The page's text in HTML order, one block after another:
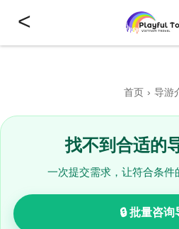
<
首页 导游
找不到合适的
一次提交需求，让符合条件
🔒 批量咨询